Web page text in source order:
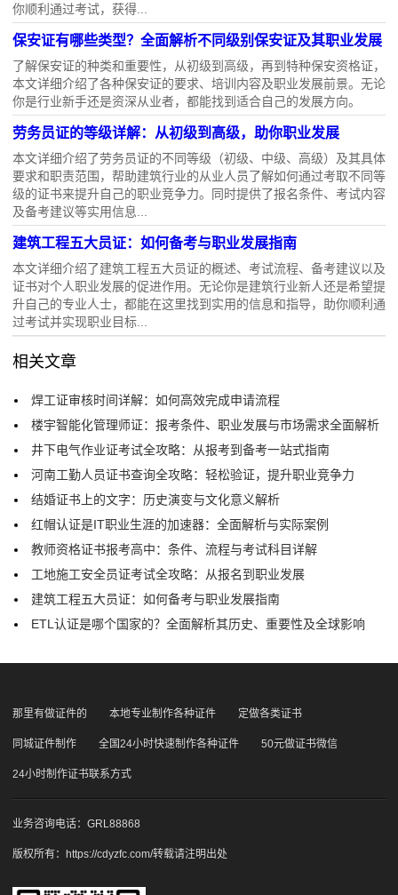
你顺利通过考试，获得...
保安证有哪些类型？全面解析不同级别保安证及其职业发展
了解保安证的种类和重要性，从初级到高级，再到特种保安资格证，
本文详细介绍了各种保安证的要求、培训内容及职业发展前景。无论
你是行业新手还是资深从业者，都能找到适合自己的发展方向。
劳务员证的等级详解：从初级到高级，助你职业发展
本文详细介绍了劳务员证的不同等级（初级、中级、高级）及其具体
要求和职责范围，帮助建筑行业的从业人员了解如何通过考取不同等
级的证书来提升自己的职业竞争力。同时提供了报名条件、考试内容
及备考建议等实用信息...
建筑工程五大员证：如何备考与职业发展指南
本文详细介绍了建筑工程五大员证的概述、考试流程、备考建议以及
证书对个人职业发展的促进作用。无论你是建筑行业新人还是希望提
升自己的专业人士，都能在这里找到实用的信息和指导，助你顺利通
过考试并实现职业目标...
相关文章
焊工证审核时间详解：如何高效完成申请流程
楼宇智能化管理师证：报考条件、职业发展与市场需求全面解析
井下电气作业证考试全攻略：从报考到备考一站式指南
河南工勤人员证书查询全攻略：轻松验证，提升职业竞争力
结婚证书上的文字：历史演变与文化意义解析
红帽认证是IT职业生涯的加速器：全面解析与实际案例
教师资格证书报考高中：条件、流程与考试科目详解
工地施工安全员证考试全攻略：从报名到职业发展
建筑工程五大员证：如何备考与职业发展指南
ETL认证是哪个国家的？全面解析其历史、重要性及全球影响
那里有做证件的 本地专业制作各种证件 定做各类证书
同城证件制作 全国24小时快速制作各种证件 50元做证书微信
24小时制作证书联系方式
业务咨询电话：GRL88868
版权所有： https://cdyzfc.com/转载请注明出处